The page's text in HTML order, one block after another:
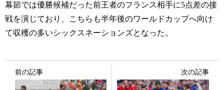
幕節では優勝候補だった前王者のフランス相手に5点差の接
戦を演じており、こちらも半年後のワールドカップへ向け
て収穫の多いシックスネーションズとなった。
前の記事 次の記事